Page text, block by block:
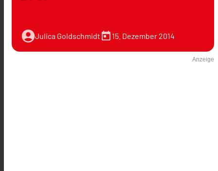
account_circleJulica Goldschmidt today 15. Dezember 2014
Anzeige